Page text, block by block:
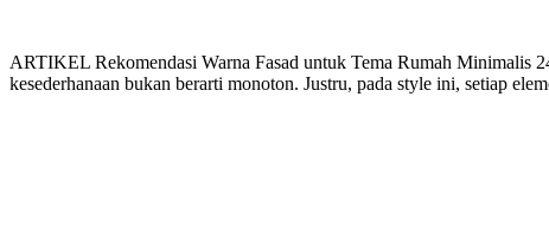
ARTIKEL Rekomendasi Warna Fasad untuk Tema Rumah Minimalis
kesederhanaan bukan berarti monoton. Justru, pada style ini, setiap